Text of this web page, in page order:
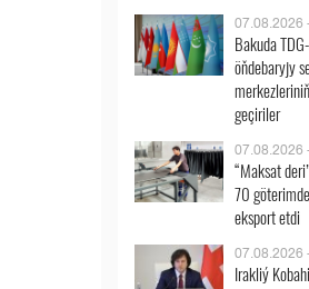
07.08.2026
Bakuda
öňdebaryjy
geçiriler
07.08.2026
“Maksat
70
eksport etdi
07.08.2026
Irakliý